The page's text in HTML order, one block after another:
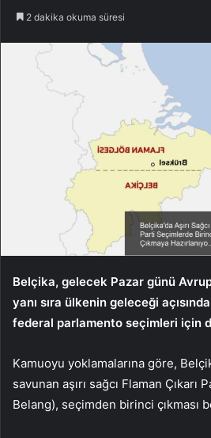
2 dakika okuma süresi
Belçika, gelecek Pazar günü
yanı sıra ülkenin geleceği
federal parlamento seçimleri için
Kamuoyu yoklamalarına göre,
savunan aşırı sağcı Flaman Çıkarı
Belang), seçimden birinci çıkması